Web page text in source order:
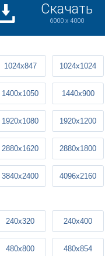
Скачать
6000 x 4000
1024x847 1024x1024
1400x1050 1440x900
1920x1080 1920x1200
2880x1620 2880x1800
3840x2400 4096x2160
240x320 240x400
480x800 480x854